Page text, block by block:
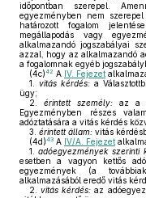
időpontban szerepel.
egyezményben nem
határozott fogalom
megállapodás vagy
alkalmazandó jogszabályai
azzal, hogy az alkalmazandó
a fogalomnak egyéb
(4c)42 A IV. Fejezet
1.
vitás kérdés: a
ügy;
2.
érintett személy: az a
Egyezményben részes
adóztatására a vitás kérdés
3. érintett állam: vitás
(4d)43 A IV/A. Fejezet
1.
adóegyezmények szerinti
esetben a vagyon kettős
egyezmények (a
alkalmazásából eredő vitás
2.
vitás kérdés: az